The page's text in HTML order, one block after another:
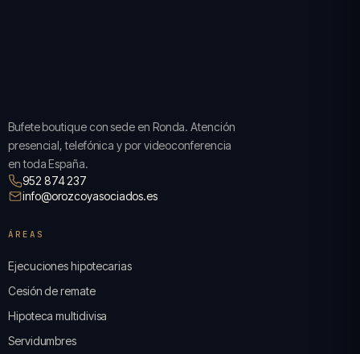
Bufete boutique con sede en Ronda. Atención
presencial, telefónica y por videoconferencia
en toda España.
952 874 237
info@orozcoyasociados.es
ÁREAS
Ejecuciones hipotecarias
Cesión de remate
Hipoteca multidivisa
Servidumbres